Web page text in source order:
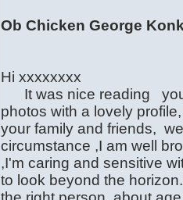
Ob Chicken George
Hi xxxxxxxx
It was nice reading
photos with a lovely
your family and friends,
circumstance ,I am well
,I'm caring and sensitive
to look beyond the